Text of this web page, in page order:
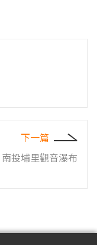
下一篇
南投埔里觀音瀑布